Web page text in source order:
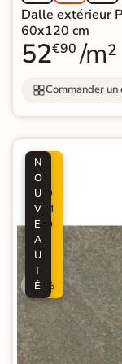
Dalle extérieur
60x120 cm
52€90 /m²
Commander
R
O
M
O
%
N
O
U
V
E
A
U
T
É